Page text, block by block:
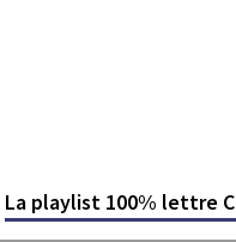
La playlist 100% lettre C